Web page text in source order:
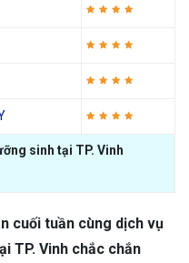
sinh tại TP. Vinh
cuối tuần cùng dịch vụ
TP. Vinh chắc chắn